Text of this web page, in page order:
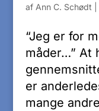
af Ann C. Schødt
“Jeg er for
måder…” At
er
mange